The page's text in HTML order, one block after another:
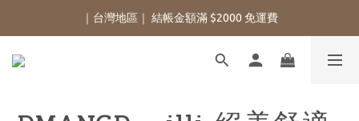
｜台灣地區｜ 結帳金額滿 $2000 免運費